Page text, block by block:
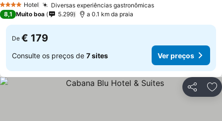
4 EstrelasHotel Diversas experiências gastronômicas
8,1 Muito boa 5.299 a 0.1 km da praia
De € 179
Consulte os preços de 7 sites Ver preços
Partilhar